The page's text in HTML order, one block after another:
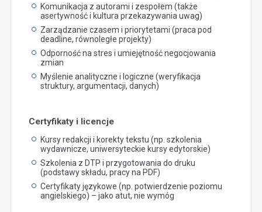
Komunikacja z autorami i zespołem (także
asertywność i kultura przekazywania uwag)
Zarządzanie czasem i priorytetami (praca pod
deadline, równoległe projekty)
Odporność na stres i umiejętność negocjowania
zmian
Myślenie analityczne i logiczne (weryfikacja
struktury, argumentacji, danych)
Certyfikaty i licencje
Kursy redakcji i korekty tekstu (np. szkolenia
wydawnicze, uniwersyteckie kursy edytorskie)
Szkolenia z DTP i przygotowania do druku
(podstawy składu, pracy na PDF)
Certyfikaty językowe (np. potwierdzenie poziomu
angielskiego) – jako atut, nie wymóg